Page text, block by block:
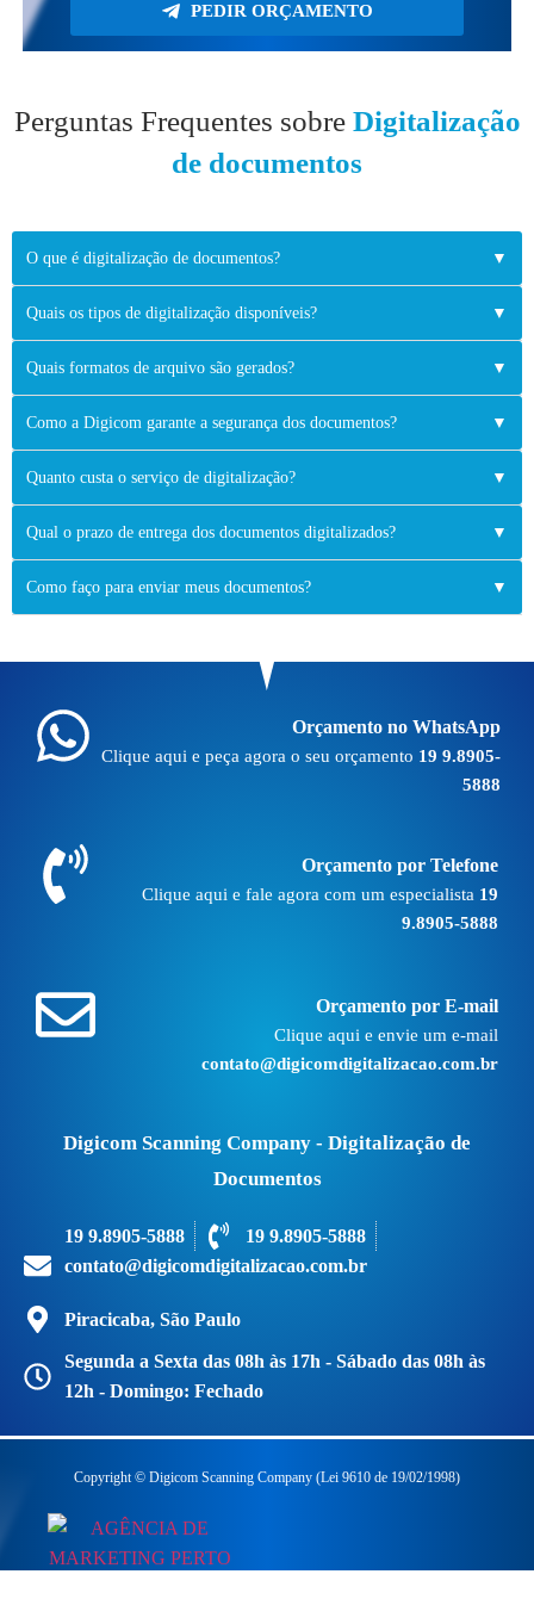
PEDIR ORÇAMENTO
Perguntas Frequentes sobre Digitalização
de documentos
O que é digitalização de documentos? ▼
Quais os tipos de digitalização disponíveis? ▼
Quais formatos de arquivo são gerados? ▼
Como a Digicom garante a segurança dos documentos? ▼
Quanto custa o serviço de digitalização? ▼
Qual o prazo de entrega dos documentos digitalizados? ▼
Como faço para enviar meus documentos? ▼
Orçamento no WhatsApp
Clique aqui e peça agora o seu orçamento 19 9.8905-
5888
Orçamento por Telefone
Clique aqui e fale agora com um especialista 19
9.8905-5888
Orçamento por E-mail
Clique aqui e envie um e-mail
contato@digicomdigitalizacao.com.br
Digicom Scanning Company - Digitalização de
Documentos
19 9.8905-5888
19 9.8905-5888
contato@digicomdigitalizacao.com.br
Piracicaba, São Paulo
Segunda a Sexta das 08h às 17h - Sábado das 08h às
12h - Domingo: Fechado
Copyright © Digicom Scanning Company (Lei 9610 de 19/02/1998)